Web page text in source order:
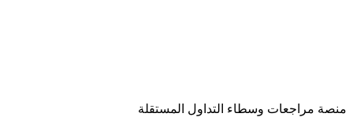
منصة مراجعات وسطاء التداول المستقلة